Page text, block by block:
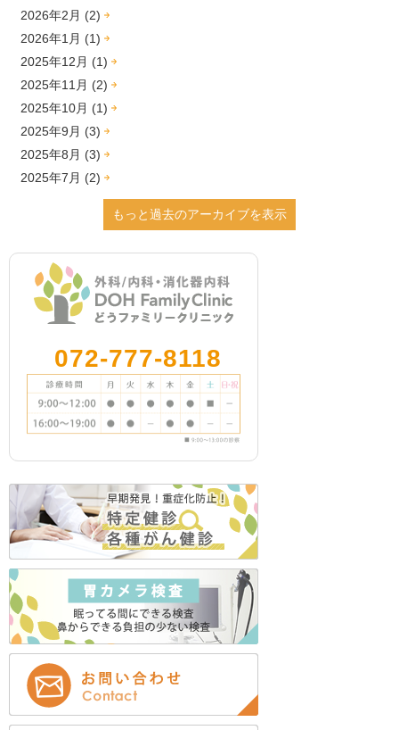
2026年2月 (2)
2026年1月 (1)
2025年12月 (1)
2025年11月 (2)
2025年10月 (1)
2025年9月 (3)
2025年8月 (3)
2025年7月 (2)
2024年9月 (2)
2024年8月 (2)
2024年7月 (1)
2024年2月 (1)
2023年12月 (1)
2023年11月 (5)
2023年10月 (3)
2023年7月 (1)
2023年5月 (2)
2023年3月 (2)
2022年12月 (2)
2022年11月 (2)
2022年9月 (1)
2022年8月 (12)
2022年7月 (12)
2022年6月 (1)
もっと過去のアーカイブを表示
072-777-8118